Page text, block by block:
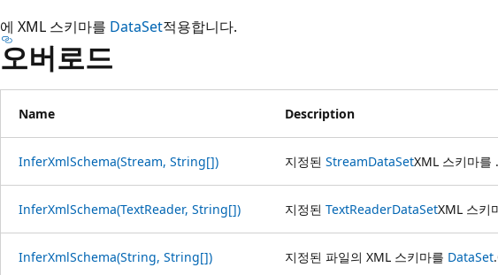
에 XML 스키마를 DataSet적용합니다.
오버로드
Name Description
InferXmlSchema(Stream, String[]) 지정된 StreamDataSetXML 스키마를
InferXmlSchema(TextReader, String[]) 지정된 TextReaderDataSetXML 스키
InferXmlSchema(String, String[]) 지정된 파일의 XML 스키마를 DataSet